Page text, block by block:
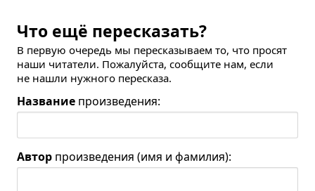
Что ещё пересказать?
В первую очередь мы пересказываем то, что просят
наши читатели. Пожалуйста, сообщите нам, если
не нашли нужного пересказа.
Название произведения:
Автор произведения (имя и фамилия):